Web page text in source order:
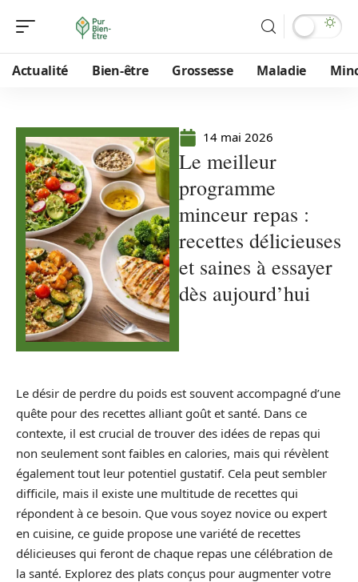
Actualité Bien-être Grossesse Maladie
14 mai 2026
Le meilleur
programme
minceur repas :
recettes délicieuses
et saines à essayer
dès aujourd’hui
Le désir de perdre du poids est souvent accompagné d’une
quête pour des recettes alliant goût et santé. Dans ce
contexte, il est crucial de trouver des idées de repas qui
non seulement sont faibles en calories, mais qui révèlent
également tout leur potentiel gustatif. Cela peut sembler
difficile, mais il existe une multitude de recettes qui
répondent à ce besoin. Que vous soyez novice ou expert
en cuisine, ce guide propose une variété de recettes
délicieuses qui feront de chaque repas une célébration de
la santé. Explorez des plats conçus pour augmenter votre